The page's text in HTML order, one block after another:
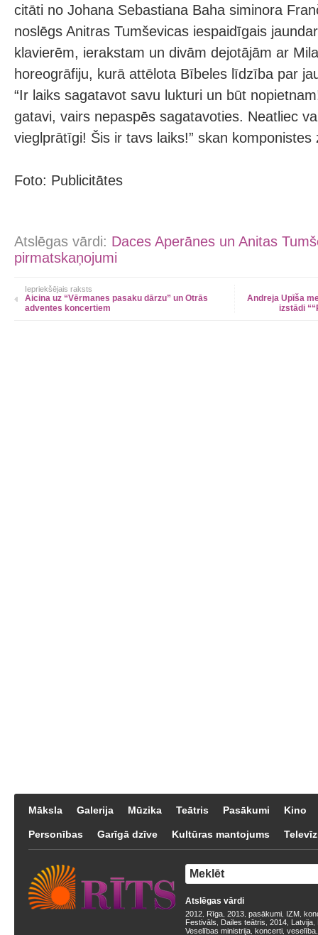
citāti no Johana Sebastiana Baha siminora
noslēgs Anitras Tumševicas iespaidīgais
klavierēm, ierakstam un divām dejotājām ar
horeogrāfiju, kurā attēlota Bībeles līdzība par
“Ir laiks sagatavot savu lukturi un būt
gatavi, vairs nepaspēs sagatavoties. Neatliec
vieglprātīgi! Šis ir tavs laiks!” skan
Foto: Publicitātes
Atslēgas vārdi: Daces Aperānes un Anitas
pirmatskaņojumi
Iepriekšējais raksts
Aicina uz “Vērmanes pasaku dārzu” un Otrās
adventes koncertiem
Andreja Upīša
izstādi
Māksla Galerija Mūzika Teātris Pasākumi Kino
Personības Garīgā dzīve Kultūras mantojums
Atslēgas vārdi
2012 Rīga 2013 pasākumi IZM
Festivāls
Dailes teātris 2014 Latvija
Veselības ministrija koncerti veselība